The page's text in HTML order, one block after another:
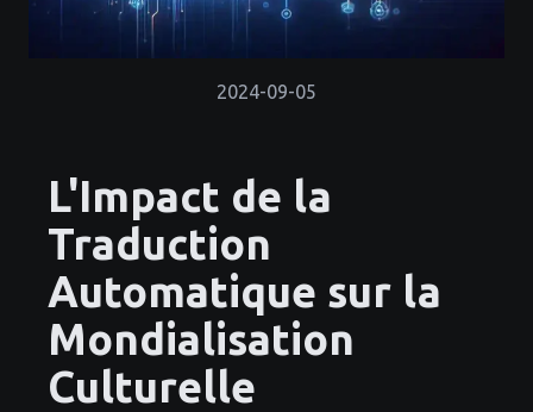
2024-09-05
L'Impact de la
Traduction
Automatique sur la
Mondialisation
Culturelle